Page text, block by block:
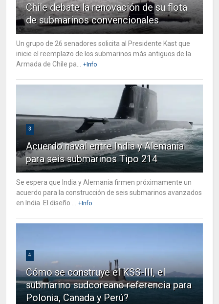
Chile debate la renovación de su flota
de submarinos convencionales
Un grupo de 26 senadores solicita al Presidente Kast que
inicie el reemplazo de los submarinos más antiguos de la
Armada de Chile pa...
+Info
3
Acuerdo naval entre India y Alemania
para seis submarinos Tipo 214
Se espera que India y Alemania firmen próximamente un
acuerdo para la construcción de seis submarinos avanzados
en India. El diseño ...
+Info
4
Cómo se construye el KSS-III, el
submarino sudcoreano referencia para
Polonia, Canada y Perú?